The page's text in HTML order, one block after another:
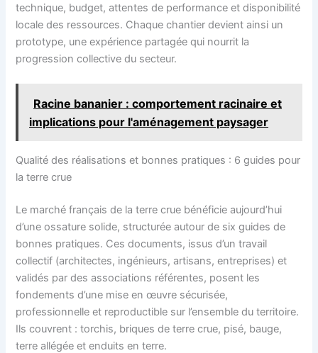
technique, budget, attentes de performance et disponibilité
locale des ressources. Chaque chantier devient ainsi un
prototype, une expérience partagée qui nourrit la
progression collective du secteur.
Racine bananier : comportement racinaire et
implications pour l'aménagement paysager
Qualité des réalisations et bonnes pratiques : 6 guides pour
la terre crue
Le marché français de la terre crue bénéficie aujourd’hui
d’une ossature solide, structurée autour de six guides de
bonnes pratiques. Ces documents, issus d’un travail
collectif (architectes, ingénieurs, artisans, entreprises) et
validés par des associations référentes, posent les
fondements d’une mise en œuvre sécurisée,
professionnelle et reproductible sur l’ensemble du territoire.
Ils couvrent : torchis, briques de terre crue, pisé, bauge,
terre allégée et enduits en terre.